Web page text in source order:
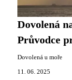
Dovolená
Průvodce
Dovolená u moře
11. 06. 2025